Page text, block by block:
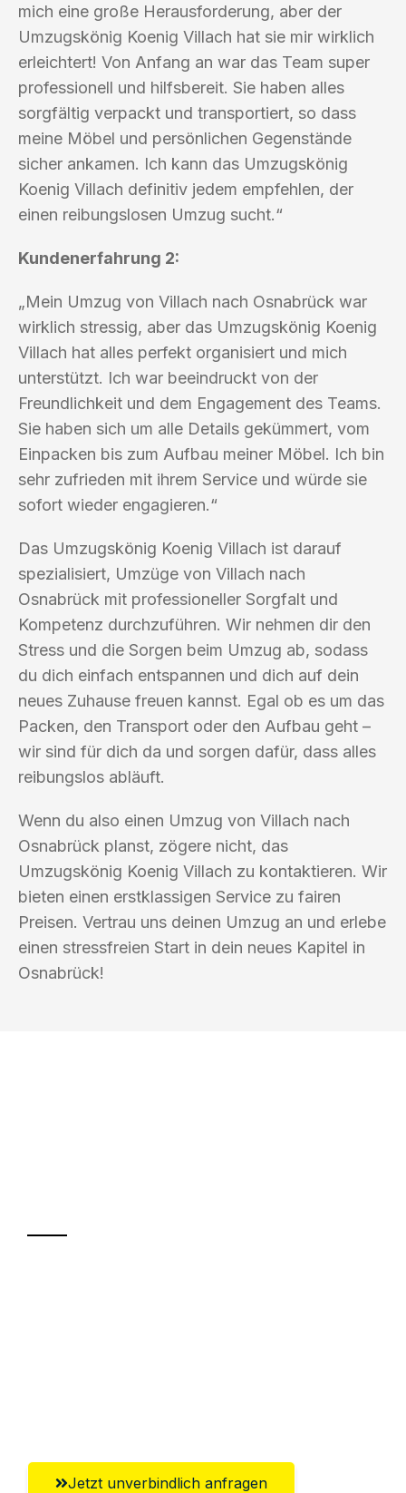
mich eine große Herausforderung, aber der
Umzugskönig Koenig Villach hat sie mir wirklich
erleichtert! Von Anfang an war das Team super
professionell und hilfsbereit. Sie haben alles
sorgfältig verpackt und transportiert, so dass
meine Möbel und persönlichen Gegenstände
sicher ankamen. Ich kann das Umzugskönig
Koenig Villach definitiv jedem empfehlen, der
einen reibungslosen Umzug sucht.“
Kundenerfahrung 2:
„Mein Umzug von Villach nach Osnabrück war
wirklich stressig, aber das Umzugskönig Koenig
Villach hat alles perfekt organisiert und mich
unterstützt. Ich war beeindruckt von der
Freundlichkeit und dem Engagement des Teams.
Sie haben sich um alle Details gekümmert, vom
Einpacken bis zum Aufbau meiner Möbel. Ich bin
sehr zufrieden mit ihrem Service und würde sie
sofort wieder engagieren.“
Das Umzugskönig Koenig Villach ist darauf
spezialisiert, Umzüge von Villach nach
Osnabrück mit professioneller Sorgfalt und
Kompetenz durchzuführen. Wir nehmen dir den
Stress und die Sorgen beim Umzug ab, sodass
du dich einfach entspannen und dich auf dein
neues Zuhause freuen kannst. Egal ob es um das
Packen, den Transport oder den Aufbau geht –
wir sind für dich da und sorgen dafür, dass alles
reibungslos abläuft.
Wenn du also einen Umzug von Villach nach
Osnabrück planst, zögere nicht, das
Umzugskönig Koenig Villach zu kontaktieren. Wir
bieten einen erstklassigen Service zu fairen
Preisen. Vertrau uns deinen Umzug an und erlebe
einen stressfreien Start in dein neues Kapitel in
Osnabrück!
Jetzt unverbindlich anfragen